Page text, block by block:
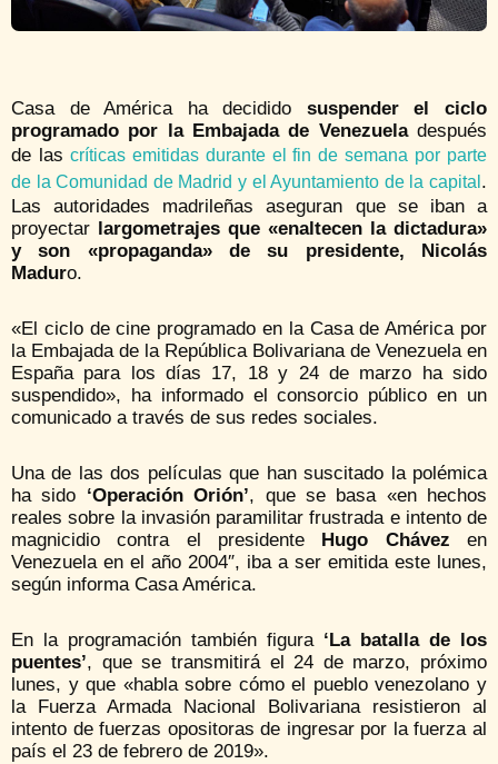
Casa de América ha decidido suspender el ciclo
programado por la Embajada de Venezueladespués
de las críticas emitidas durante el fin de semana por parte
de la Comunidad de Madrid y el Ayuntamiento de la capital .
Las autoridades madrileñas aseguran que se iban a
proyectar largometrajes que «enaltecen la dictadura»
y son «propaganda» de su presidente, Nicolás
Maduro.
«El ciclo de cine programado en la Casa de América por
la Embajada de la República Bolivariana de Venezuela en
España para los días 17, 18 y 24 de marzo ha sido
suspendido», ha informado el consorcio público en un
comunicado a través de sus redes sociales.
Una de las dos películas que han suscitado la polémica
ha sido ‘Operación Orión’, que se basa «en hechos
reales sobre la invasión paramilitar frustrada e intento de
magnicidio contra el presidente
Hugo Chávez en
Venezuela en el año 2004″, iba a ser emitida este lunes,
según informa Casa América.
En la programación también figura‘La batalla de los
puentes’, que se transmitirá el 24 de marzo, próximo
lunes, y que «habla sobre cómo el pueblo venezolano y
la Fuerza Armada Nacional Bolivariana resistieron al
intento de fuerzas opositoras de ingresar por la fuerza al
país el 23 de febrero de 2019».